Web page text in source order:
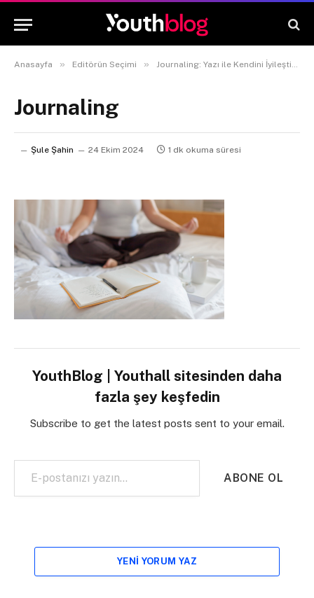
Anasayfa » Editörün Seçimi » Journaling: Yazı ile Kendini İyileştirmenin Yolları
Journaling
Şule Şahin 24 Ekim 2024 1 dk okuma süresi
YouthBlog | Youthall sitesinden daha
fazla şey keşfedin
Subscribe to get the latest posts sent to your email.
E-postanızı yazın…
ABONE OL
YENI YORUM YAZ